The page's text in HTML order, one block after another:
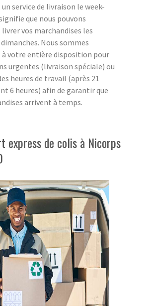
service de livraison le week-
que nous pouvons
vos marchandises les
Nous sommes
votre entière disposition pour
urgentes (livraison spéciale) ou
heures de travail (après 21
6 heures) afin de garantir que
arrivent à temps.
express de colis à Nicorps